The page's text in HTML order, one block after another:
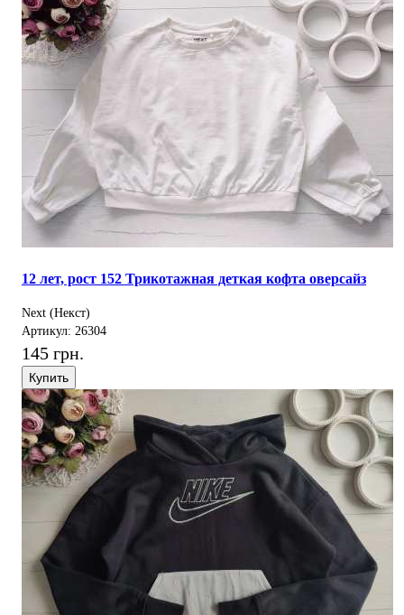
12 лет, рост 152 Трикотажная деткая кофта оверсайз
Next (Некст)
Артикул: 26304
145 грн.
Купить